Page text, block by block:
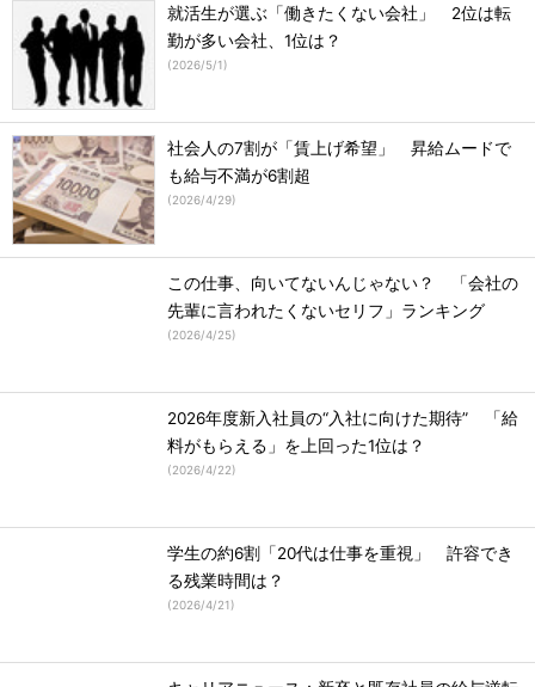
就活生が選ぶ「働きたくない会社」 2位は転
勤が多い会社、1位は？
(2026/5/1)
社会人の7割が「賃上げ希望」 昇給ムードで
も給与不満が6割超
(2026/4/29)
この仕事、向いてないんじゃない？ 「会社の
先輩に言われたくないセリフ」ランキング
(2026/4/25)
2026年度新入社員の“入社に向けた期待” 「給
料がもらえる」を上回った1位は？
(2026/4/22)
学生の約6割「20代は仕事を重視」 許容でき
る残業時間は？
(2026/4/21)